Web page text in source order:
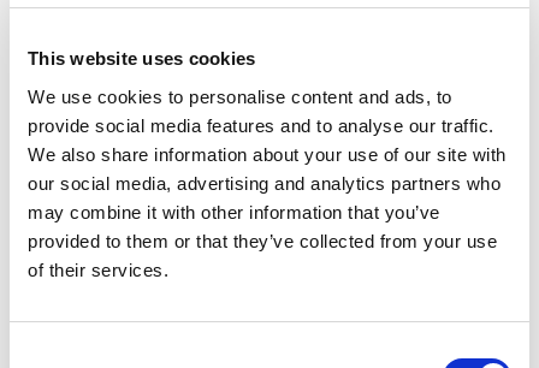
This website uses cookies
We use cookies to personalise content and ads, to
provide social media features and to analyse our traffic.
We also share information about your use of our site with
our social media, advertising and analytics partners who
may combine it with other information that you’ve
provided to them or that they’ve collected from your use
of their services.
La Casa dei Bambini:els principis pedagògics de la
Montessori
a poc a poc en l’estudi de la pedagogia des d’una vessant científica. En
primer lloc, va abordar els problemes d’aprenentatge que patien els
nens i nenes amb discapacitat intel·lectual i va elaborar diferents
mètodes per tal que aprenguessin a llegir i a escriure. L’èxit d’aquesta
fórmula va fer que es plantegés aplicar-los de manera universal amb la
intenció de millorar el procés d’aprenentatge dels infants.
Amb aquest objectiu, el 1907, Maria Montessori va arrencar el
les seves idees pedagògiques, que es basaven en fomentar la